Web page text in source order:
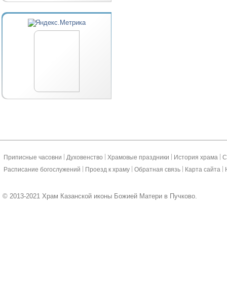
Приписные часовни Духовенство Храмовые праздники История храма
Расписание богослужений
Проезд к храму Обратная связь Карта сайта
© 2013-2021 Храм Казанской иконы Божией Матери в Пучково.